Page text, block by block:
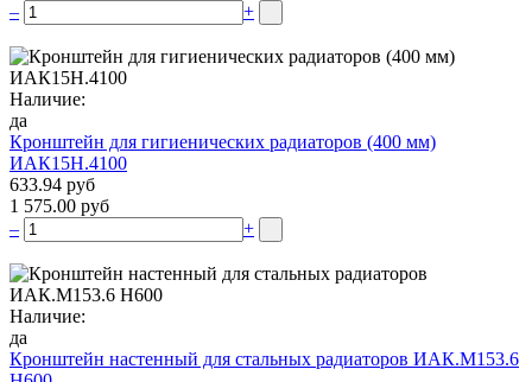
–
+
Наличие:
да
Кронштейн для гигиенических радиаторов (400 мм)
ИАК15Н.4100
633.94 руб
1 575.00 руб
–
+
Наличие:
да
Кронштейн настенный для стальных радиаторов ИАК.М153.6